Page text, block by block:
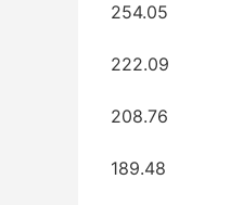
254.05
222.09
208.76
189.48